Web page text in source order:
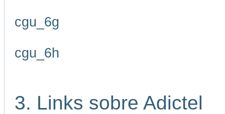
cgu_6g
cgu_6h
3. Links sobre Adictel